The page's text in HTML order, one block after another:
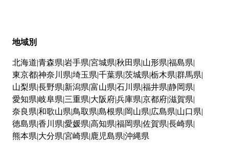
地域別
北海道 青森県 岩手県 宮城県 秋田県 山形県 福島県
東京都神奈川県 埼玉県 千葉県 茨城県 栃木県 群馬県
山梨県 長野県 新潟県 富山県 石川県 福井県 静岡県
愛知県 岐阜県 三重県 大阪府兵庫県 京都府滋賀県
奈良県 和歌山県 鳥取県 島根県 岡山県 広島県 山口県
徳島県 香川県 愛媛県 高知県 福岡県 佐賀県 長崎県
熊本県 大分県 宮崎県 鹿児島県 沖縄県